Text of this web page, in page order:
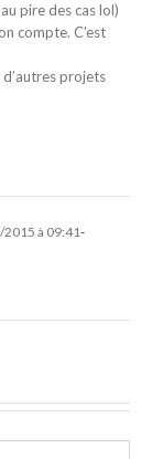
pire des cas lol)
compte. C’est
projets
à 09:41-